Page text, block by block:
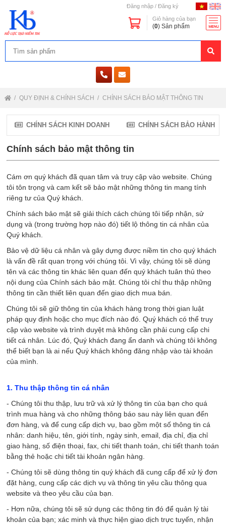
Đăng nhập / Đăng ký
Giỏ hàng của bạn
(0) Sản phẩm
QUY ĐỊNH & CHÍNH SÁCH CHÍNH SÁCH BẢO MẬT THÔNG TIN
CHÍNH SÁCH KINH DOANH CHÍNH SÁCH BẢO HÀNH
Chính sách bảo mật thông tin
Cám ơn quý khách đã quan tâm và truy cập vào website. Chúng
tôi tôn trọng và cam kết sẽ bảo mật những thông tin mang tính
riêng tư của Quý khách.
Chính sách bảo mật sẽ giải thích cách chúng tôi tiếp nhận, sử
dụng và (trong trường hợp nào đó) tiết lộ thông tin cá nhân của
Quý khách.
Bảo vệ dữ liệu cá nhân và gây dựng được niềm tin cho quý khách
là vấn đề rất quan trọng với chúng tôi. Vì vậy, chúng tôi sẽ dùng
tên và các thông tin khác liên quan đến quý khách tuân thủ theo
nội dung của Chính sách bảo mật. Chúng tôi chỉ thu thập những
thông tin cần thiết liên quan đến giao dịch mua bán.
Chúng tôi sẽ giữ thông tin của khách hàng trong thời gian luật
pháp quy định hoặc cho mục đích nào đó. Quý khách có thể truy
cập vào website và trình duyệt mà không cần phải cung cấp chi
tiết cá nhân. Lúc đó, Quý khách đang ẩn danh và chúng tôi không
thể biết bạn là ai nếu Quý khách không đăng nhập vào tài khoản
của mình.
1. Thu thập thông tin cá nhân
- Chúng tôi thu thập, lưu trữ và xử lý thông tin của bạn cho quá
trình mua hàng và cho những thông báo sau này liên quan đến
đơn hàng, và để cung cấp dịch vụ, bao gồm một số thông tin cá
nhân: danh hiệu, tên, giới tính, ngày sinh, email, địa chỉ, địa chỉ
giao hàng, số điện thoại, fax, chi tiết thanh toán, chi tiết thanh toán
bằng thẻ hoặc chi tiết tài khoản ngân hàng.
- Chúng tôi sẽ dùng thông tin quý khách đã cung cấp để xử lý đơn
đặt hàng, cung cấp các dịch vụ và thông tin yêu cầu thông qua
website và theo yêu cầu của bạn.
- Hơn nữa, chúng tôi sẽ sử dụng các thông tin đó để quản lý tài
khoản của bạn; xác minh và thực hiện giao dịch trực tuyến, nhận